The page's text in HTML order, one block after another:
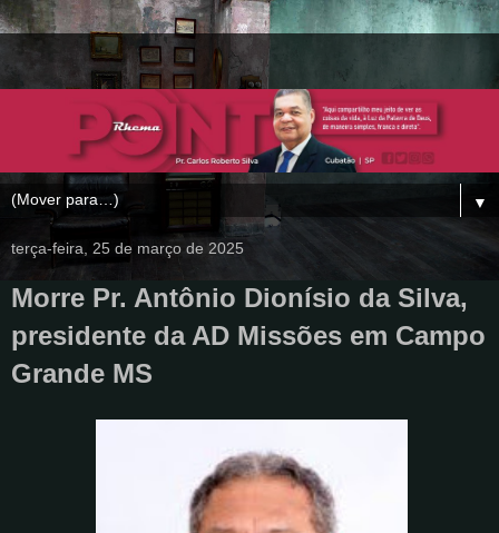
▼
terça-feira, 25 de março de 2025
Morre Pr. Antônio Dionísio da Silva,
presidente da AD Missões em Campo
Grande MS